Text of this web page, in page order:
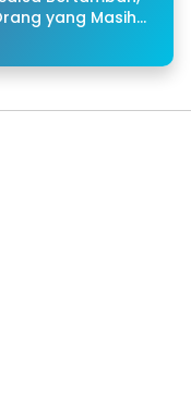
yang Masih